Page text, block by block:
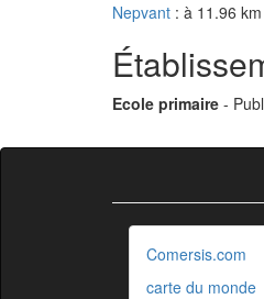
Nepvant : à 11.96 km
Ecole primaire -
Comersis.com
carte du monde